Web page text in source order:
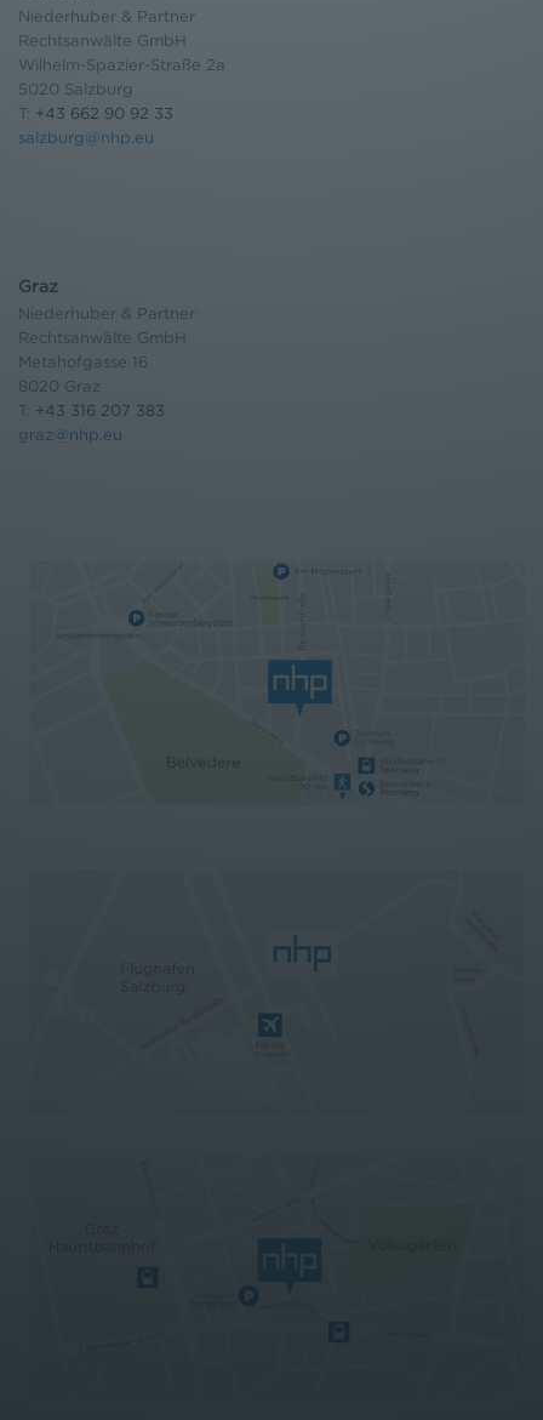
Niederhuber & Partner
Rechtsanwälte GmbH
Wilhelm-Spazier-Straße 2a
5020 Salzburg
T: +43 662 90 92 33
salzburg@nhp.eu
Graz
Niederhuber & Partner
Rechtsanwälte GmbH
Metahofgasse 16
8020 Graz
T: +43 316 207 383
graz@nhp.eu